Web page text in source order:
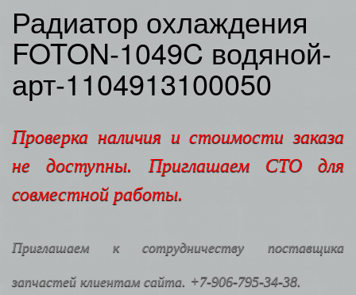
Радиатор охлаждения
FOTON-1049C водяной-
арт-1104913100050
Проверка наличия и стоимости заказа
не доступны. Приглашаем СТО для
совместной работы.
Приглашаем к сотрудничеству поставщика
запчастей клиентам сайта. +7-906-795-34-38.